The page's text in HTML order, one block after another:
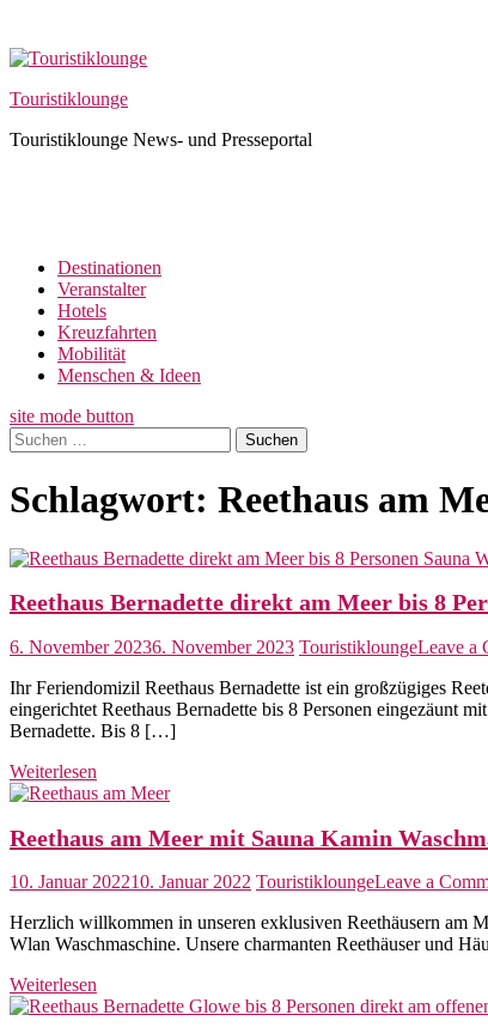
Skip
content
Touristiklounge
Touristiklounge News- und Presseportal
Destinationen
Veranstalter
Hotels
Kreuzfahrten
Mobilität
Menschen & Ideen
site mode button
Suchen
nach:
Schlagwort: Reethaus am
Reethaus Bernadette direkt am Meer bis 8
6. November 20236. November 2023 TouristikloungeLeave a
Ihr Feriendomizil Reethaus Bernadette ist ein großzügiges
eingerichtet Reethaus Bernadette bis 8 Personen eingezäunt
Bernadette. Bis 8 […]
Weiterlesen
Reethaus am Meer mit Sauna Kamin
10. Januar 202210. Januar 2022 TouristikloungeLeave a
Herzlich willkommen in unseren exklusiven Reethäusern am
Wlan Waschmaschine. Unsere charmanten Reethäuser und
Weiterlesen